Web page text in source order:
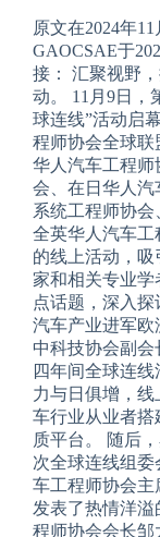
原文在2024年
GAOCSAE于
接： 汇聚视野
动。 11月9日，
球连线”活动启
程师协会全球联
华人汽车工程
会、在日华人汽
系统工程师协会
全英华人汽车工
的线上活动，
家和相关专业
点话题，深入
汽车产业进军欧
中科技协会副
四年间全球连
力与日俱增，
车行业从业者
质平台。 随后
次全球连线组
车工程师协会主
发表了热情洋
程师协会会长